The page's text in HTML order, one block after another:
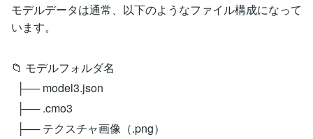
モデルデータは通常、以下のようなファイル構成になって
います。
📁 モデルフォルダ名
├── model3.json
├── .cmo3
├── テクスチャ画像（.png）